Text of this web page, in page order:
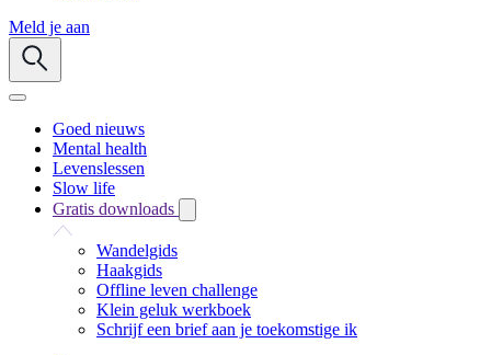
Meld je aan
Goed nieuws
Mental health
Levenslessen
Slow life
Gratis downloads
Wandelgids
Haakgids
Offline leven challenge
Klein geluk werkboek
Schrijf een brief aan je toekomstige ik